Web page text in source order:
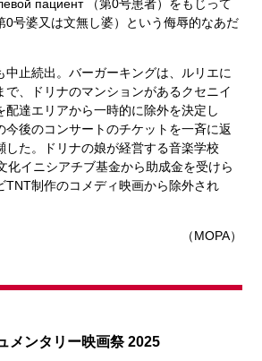
пациент（第0号患者）をもじって
0号婆又は文無し婆）という侮辱的なあだ
止続出。バーガーキングは、ルリエに
で、ドリナのマンションがあるクセニイ
配達エリアから一時的に除外を決定し
今後のコンサートのチケットを一斉に返
した。ドリナの娘が経営する音楽学校
化イニシアチブ基金から助成金を受けら
TNT制作のコメディ映画から除外され
（MOPA）
メンタリー映画祭 2025